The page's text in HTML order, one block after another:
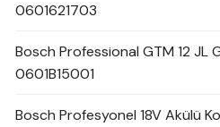
0601621703
Bosch Professional GTM 12 JL
0601B15001
Bosch Profesyonel 18V Akülü